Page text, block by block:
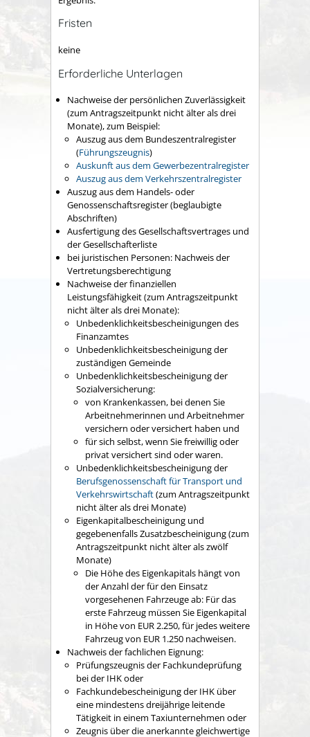
Fristen
keine
Erforderliche Unterlagen
Nachweise der persönlichen Zuverlässigkeit
(zum Antragszeitpunkt nicht älter als drei
Monate), zum Beispiel:
Auszug aus dem Bundeszentralregister
(Führungszeugnis)
Auskunft aus dem Gewerbezentralregister
Auszug aus dem Verkehrszentralregister
Auszug aus dem Handels- oder
Genossenschaftsregister (beglaubigte
Abschriften)
Ausfertigung des Gesellschaftsvertrages und
der Gesellschafterliste
bei juristischen Personen: Nachweis der
Vertretungsberechtigung
Nachweise der finanziellen
Leistungsfähigkeit (zum Antragszeitpunkt
nicht älter als drei Monate):
Unbedenklichkeitsbescheinigungen des
Finanzamtes
Unbedenklichkeitsbescheinigung der
zuständigen Gemeinde
Unbedenklichkeitsbescheinigung der
Sozialversicherung:
von Krankenkassen, bei denen Sie
Arbeitnehmerinnen und Arbeitnehmer
versichern oder versichert haben und
für sich selbst, wenn Sie freiwillig oder
privat versichert sind oder waren.
Unbedenklichkeitsbescheinigung der
Berufsgenossenschaft für Transport und
Verkehrswirtschaft(zum Antragszeitpunkt
nicht älter als drei Monate)
Eigenkapitalbescheinigung und
gegebenenfalls Zusatzbescheinigung (zum
Antragszeitpunkt nicht älter als zwölf
Monate)
Die Höhe des Eigenkapitals hängt von
der Anzahl der für den Einsatz
vorgesehenen Fahrzeuge ab: Für das
erste Fahrzeug müssen Sie Eigenkapital
in Höhe von EUR 2.250, für jedes weitere
Fahrzeug von EUR 1.250 nachweisen.
Nachweis der fachlichen Eignung:
Prüfungszeugnis der Fachkundeprüfung
bei der IHK oder
Fachkundebescheinigung der IHK über
eine mindestens dreijährige leitende
Tätigkeit in einem Taxiunternehmen oder
Zeugnis über die anerkannte gleichwertige